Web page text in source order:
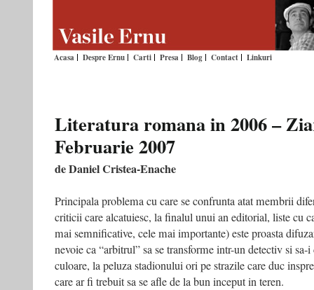
Acasa Despre Ernu Carti Presa Blog Contact Linkuri
Literatura romana in 2006 –
Februarie 2007
de Daniel Cristea-Enache
Principala problema cu care se confrunta atat membrii
criticii care alcatuiesc, la finalul unui an editorial, liste cu
mai semnificative, cele mai importante) este proasta
nevoie ca “arbitrul” sa se transforme intr-un detectiv si sa-i
culoare, la peluza stadionului ori pe strazile care duc
care ar fi trebuit sa se afle de la bun inceput in teren.